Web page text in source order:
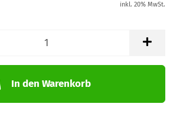
inkl. 20% MwSt.
In den Warenkorb